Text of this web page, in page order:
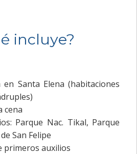
incluye?
Santa Elena (habitaciones
cena
Parque Nac. Tikal, Parque
San Felipe
primeros auxilios